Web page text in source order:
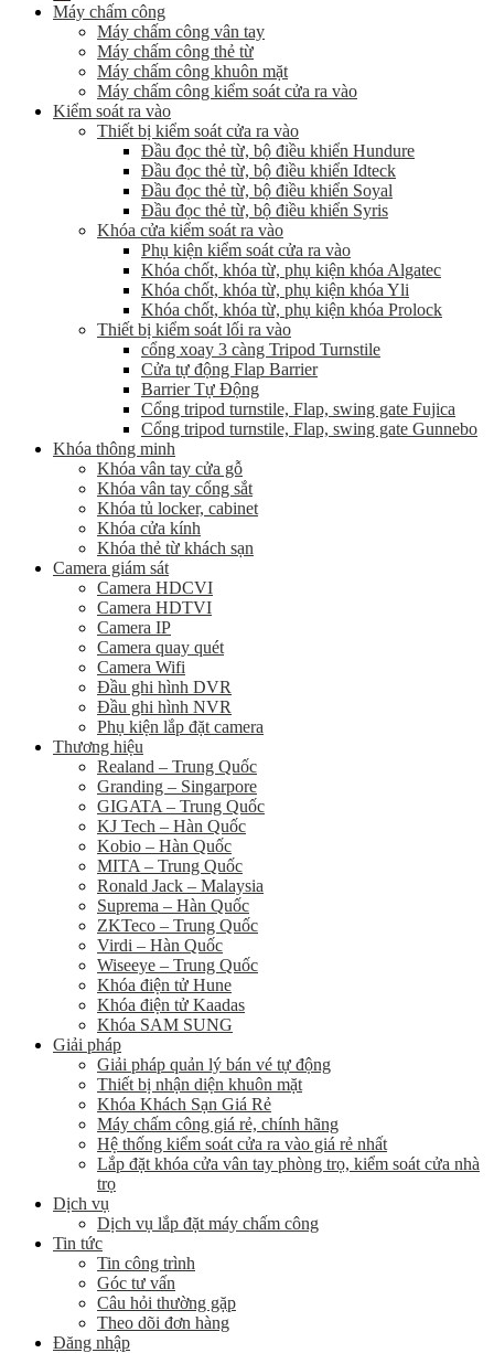
Máy chấm công
Máy chấm công vân tay
Máy chấm công thẻ từ
Máy chấm công khuôn mặt
Máy chấm công kiểm soát cửa ra vào
Kiểm soát ra vào
Thiết bị kiểm soát cửa ra vào
Đầu đọc thẻ từ, bộ điều khiển Hundure
Đầu đọc thẻ từ, bộ điều khiển Idteck
Đầu đọc thẻ từ, bộ điều khiển Soyal
Đầu đọc thẻ từ, bộ điều khiển Syris
Khóa cửa kiểm soát ra vào
Phụ kiện kiểm soát cửa ra vào
Khóa chốt, khóa từ, phụ kiện khóa Algatec
Khóa chốt, khóa từ, phụ kiện khóa Yli
Khóa chốt, khóa từ, phụ kiện khóa Prolock
Thiết bị kiểm soát lối ra vào
cổng xoay 3 càng Tripod Turnstile
Cửa tự động Flap Barrier
Barrier Tự Động
Cổng tripod turnstile, Flap, swing gate Fujica
Cổng tripod turnstile, Flap, swing gate Gunnebo
Khóa thông minh
Khóa vân tay cửa gỗ
Khóa vân tay cổng sắt
Khóa tủ locker, cabinet
Khóa cửa kính
Khóa thẻ từ khách sạn
Camera giám sát
Camera HDCVI
Camera HDTVI
Camera IP
Camera quay quét
Camera Wifi
Đầu ghi hình DVR
Đầu ghi hình NVR
Phụ kiện lắp đặt camera
Thương hiệu
Realand – Trung Quốc
Granding – Singarpore
GIGATA – Trung Quốc
KJ Tech – Hàn Quốc
Kobio – Hàn Quốc
MITA – Trung Quốc
Ronald Jack – Malaysia
Suprema – Hàn Quốc
ZKTeco – Trung Quốc
Virdi – Hàn Quốc
Wiseeye – Trung Quốc
Khóa điện tử Hune
Khóa điện tử Kaadas
Khóa SAM SUNG
Giải pháp
Giải pháp quản lý bán vé tự động
Thiết bị nhận diện khuôn mặt
Khóa Khách Sạn Giá Rẻ
Máy chấm công giá rẻ, chính hãng
Hệ thống kiểm soát cửa ra vào giá rẻ nhất
Lắp đặt khóa cửa vân tay phòng trọ, kiểm soát cửa nhà
trọ
Dịch vụ
Dịch vụ lắp đặt máy chấm công
Tin tức
Tin công trình
Góc tư vấn
Câu hỏi thường gặp
Theo dõi đơn hàng
Đăng nhập